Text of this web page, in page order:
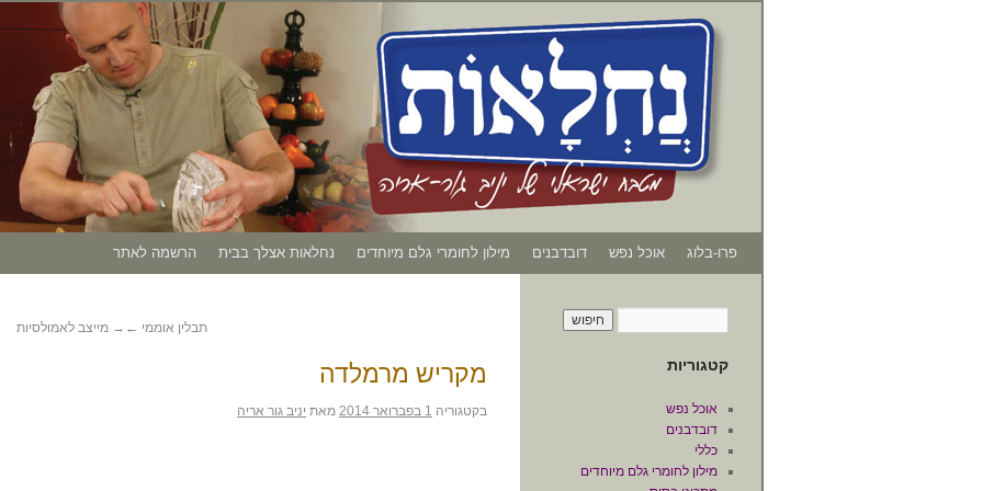
פרו-בלוג אוכל נפש דובדבנים מילון לחומרי גלם מיוחדים נחלאות אצלך בבית הרשמה לאתר
→ מייצב לאמולסיות תבלין אוממי ←
מקריש מרמלדה
בקטגוריה 1 בפברואר 2014 מאת יניב גור אריה
קטגוריות
אוכל נפש
דובדבנים
כללי
מילון לחומרי גלם מיוחדים